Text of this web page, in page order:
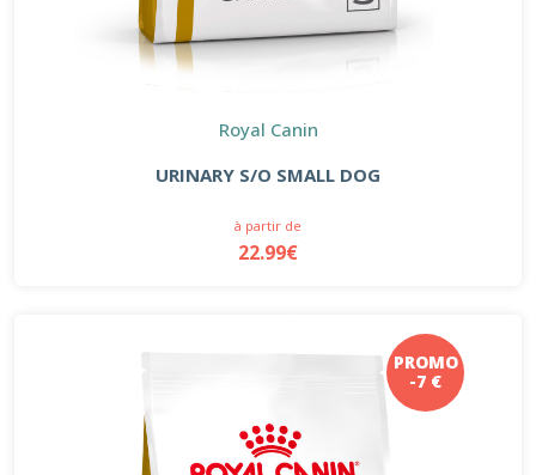
Royal Canin
URINARY S/O SMALL DOG
à partir de
22.99€
PROMO
-7 €